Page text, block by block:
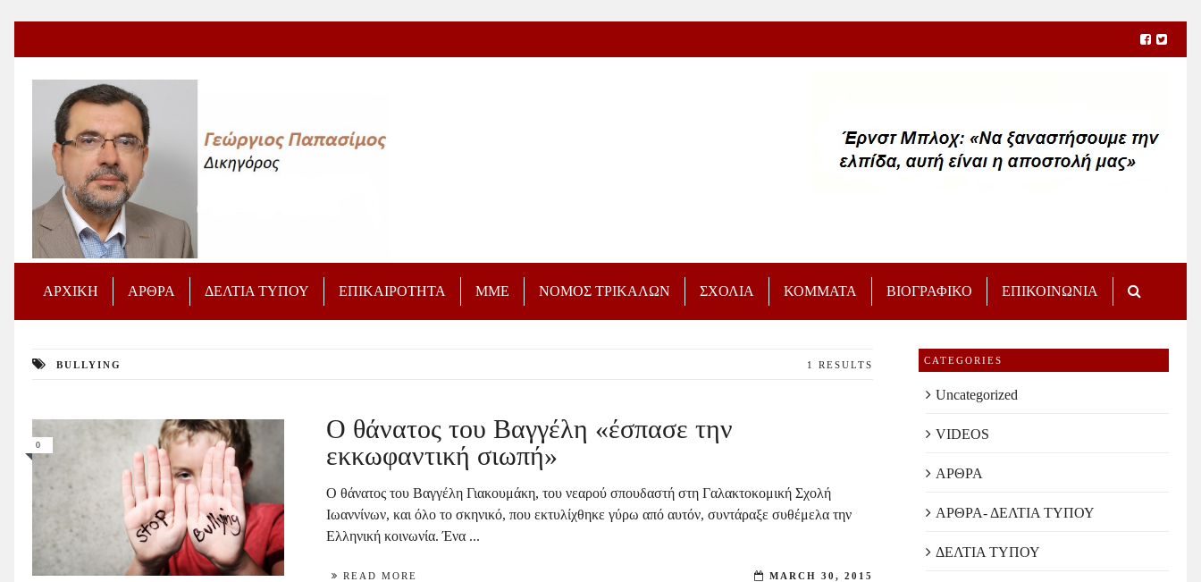
ΑΡΧΙΚΗ ΑΡΘΡΑ ΔΕΛΤΙΑ ΤΥΠΟΥ ΕΠΙΚΑΙΡΟΤΗΤΑ ΜΜΕ ΝΟΜΟΣ ΤΡΙΚΑΛΩΝ ΣΧΟΛΙΑ ΚΟΜΜΑΤΑ ΒΙΟΓΡΑΦΙΚΟ ΕΠΙΚΟΙΝΩΝΙΑ
BULLYING 1 RESULTS
0
Ο θάνατος του Βαγγέλη «έσπασε την
εκκωφαντική σιωπή»
Ο θάνατος του Βαγγέλη Γιακουμάκη, του νεαρού σπουδαστή στη Γαλακτοκομική Σχολή
Ιωαννίνων, και όλο το σκηνικό, που εκτυλίχθηκε γύρω από αυτόν, συντάραξε συθέμελα την
Ελληνική κοινωνία. Ένα ...
READ MORE MARCH 30, 2015
CATEGORIES
Uncategorized
VIDEOS
ΑΡΘΡΑ
ΑΡΘΡΑ- ΔΕΛΤΙΑ ΤΥΠΟΥ
ΔΕΛΤΙΑ ΤΥΠΟΥ